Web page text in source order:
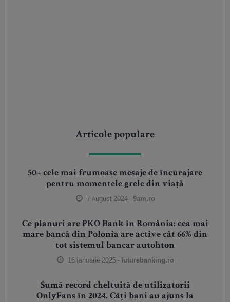
Articole populare
50+ cele mai frumoase mesaje de încurajare
pentru momentele grele din viață
7 August 2024 -9am.ro
Ce planuri are PKO Bank în România: cea mai
mare bancă din Polonia are active cât 66% din
tot sistemul bancar autohton
16 Ianuarie 2025 -futurebanking.ro
Sumă record cheltuită de utilizatorii
OnlyFans în 2024. Câți bani au ajuns la